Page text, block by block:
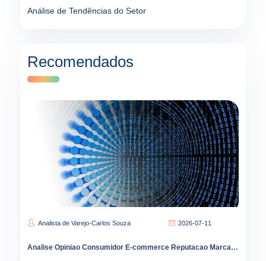
Análise de Tendências do Setor
Recomendados
Analista de Varejo-Carlos Souza 2026-07-11
Analise Opiniao Consumidor E-commerce Reputacao Marca Vendas Brasil